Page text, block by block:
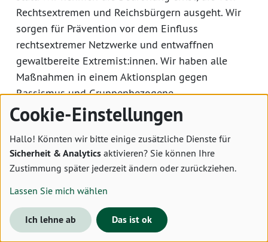
Rechtsextremen und Reichsbürgern ausgeht. Wir
sorgen für Prävention vor dem Einfluss
rechtsextremer Netzwerke und entwaffnen
gewaltbereite Extremist:innen. Wir haben alle
Maßnahmen in einem Aktionsplan gegen
Rassismus und Gruppenbezogene
Menschenfeindlichkeit gebündelt und
unterstützen 16 Projekte finanziell, die
Präventionsarbeit leisten, Opfern rechter Gewalt
helfen oder Menschen beim Ausstieg aus der
rechten Szene begleiten.
Wir stärken die Demokratie vor Ort
Beteiligung lautet in der Demokratie das
Cookie-Einstellungen
Hallo! Könnten wir bitte einige zusätzliche Dienste für
Sicherheit & Analytics aktivieren? Sie können Ihre
Zustimmung später jederzeit ändern oder zurückziehen.
Lassen Sie mich wählen
Ich lehne ab Das ist ok